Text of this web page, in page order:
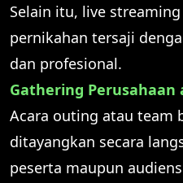
Selain itu, live
pernikahan tersaji
dan profesional.
Gathering Perusahaan
Acara outing atau team
ditayangkan secara
peserta maupun